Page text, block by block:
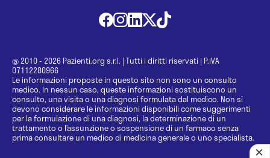
@ 2010 - 2026 Pazienti.org s.r.l. | Tutti i diritti riservati | P.IVA
07112280966
Le informazioni proposte in questo sito non sono un consulto
medico. In nessun caso, queste informazioni sostituiscono un
consulto, una visita o una diagnosi formulata dal medico. Non si
devono considerare le informazioni disponibili come suggerimenti
per la formulazione di una diagnosi, la determinazione di un
trattamento o l’assunzione o sospensione di un farmaco senza
prima consultare un medico di medicina generale o uno specialista.